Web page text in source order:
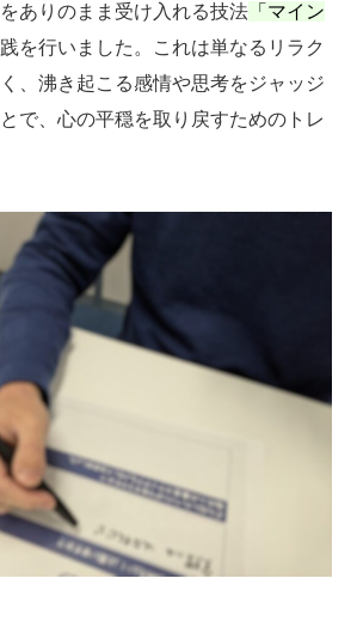
ありのまま受け入れる技法 「マイン
を行いました。これは単なるリラク
、沸き起こる感情や思考をジャッジ
で、心の平穏を取り戻すためのトレ